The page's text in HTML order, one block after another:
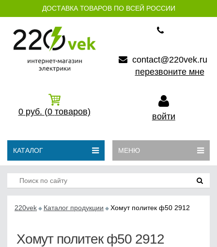
ДОСТАВКА ТОВАРОВ ПО ВСЕЙ РОССИИ
contact@220vek.ru
перезвоните мне
0 руб. (0 товаров) войти
КАТАЛОГ МЕНЮ
220vek Каталог продукции Хомут политек ф50 2912
Хомут политек ф50 2912